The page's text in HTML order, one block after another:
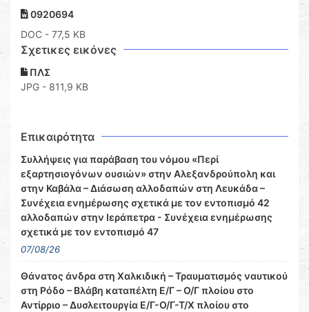
0920694
DOC - 77,5 KB
Σχετικες εικόνες
ΠΛΣ
JPG - 811,9 KB
Επικαιρότητα
Συλλήψεις για παράβαση του νόμου «Περί
εξαρτησιογόνων ουσιών» στην Αλεξανδρούπολη και
στην Καβάλα – Διάσωση αλλοδαπών στη Λευκάδα –
Συνέχεια ενημέρωσης σχετικά με τον εντοπισμό 42
αλλοδαπών στην Ιεράπετρα - Συνέχεια ενημέρωσης
σχετικά με τον εντοπισμό 47
07/08/26
Θάνατος άνδρα στη Χαλκιδική – Τραυματισμός ναυτικού
στη Ρόδο – Βλάβη καταπέλτη Ε/Γ – Ο/Γ πλοίου στο
Αντίρριο – Δυσλειτουργία Ε/Γ-Ο/Γ-Τ/Χ πλοίου στο